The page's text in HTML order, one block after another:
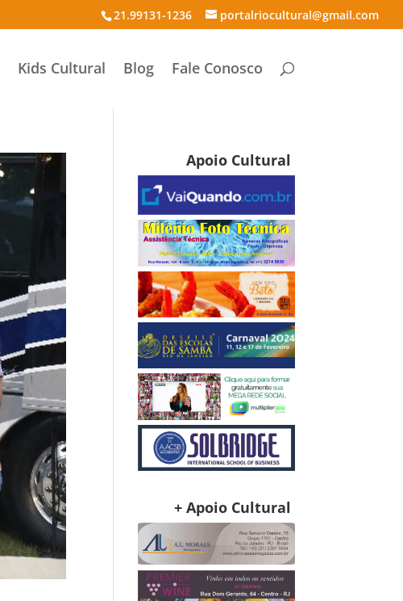
21.99131-1236 portalriocultural@gmail.com
Kids Cultural Blog Fale Conosco
Apoio Cultural
+ Apoio Cultural